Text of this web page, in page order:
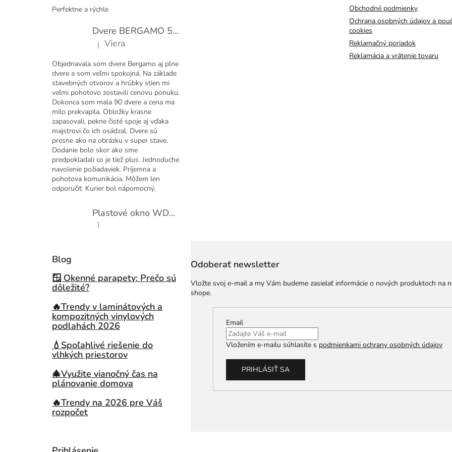
Perfektne a rýchle
Dvere BERGAMO 50 presklené bezfalcové EXTRA
Hodnotenie produktu je 5 z 5 hviezdičiek.
| Viera
Objednavala som dvere Bergamo aj plne
dvere a som veľmi spokojná. Na základe
stavebných otvorov a hrúbky stien mi
veľmi pohotovo zostavili cenovu ponuku.
Dokonca som mala 90 dvere a cena ma
milo prekvapila. Obložky krasne
zapasovali, pekne čisté spoje aj vďaka
majstrovi čo ich osádzal. Dvere sú
presne ako na obrázku v super stave.
Dodanie bolo skor ako sme
predpokladali co je tiež plus. Jednoduche
navolenie požiadaviek. Príjemna a
pohotova komunikácia. Môžem len
odporučiť. Kurier bol nápomocný.
Plastové okno WDS 410x600 sklopné
Hodnotenie produktu je 5 z 5 hviezdičiek.
|
Obchodné podmienky
Ochrana osobných údajov a
cookies
Reklamačný poriadok
Reklamácia a vrátenie tovaru
Blog
🪟 Okenné parapety: Prečo sú
dôležité?
🔥Trendy v laminátových a
kompozitných vinylových
podlahách 2026
💧Spoľahlivé riešenie do
vlhkých priestorov
🎄Využite vianočný čas na
plánovanie domova
🔥Trendy na 2026 pre Váš
rozpočet
Odoberať newsletter
Vložte svoj e-mail a my Vám budeme zasielať informácie o nových produktoch na
shope.
Email
Vložením e-mailu súhlasíte s podmienkami ochrany osobných údajov
PRIHLÁSIŤ SA